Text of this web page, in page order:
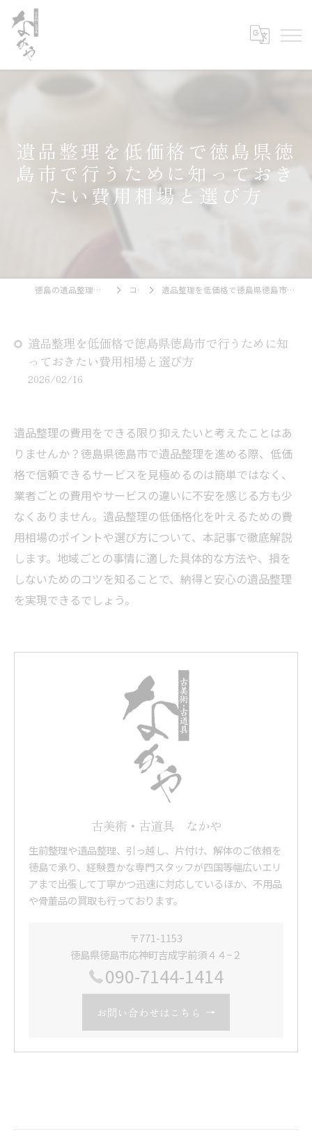
遺品整理を低価格で徳島県徳
島市で行うために知っておき
たい費用相場と選び方
徳島の遺品整理なら古美術・古道具 なかや コラム 遺品整理を低価格で徳島県徳島市で行うために知っておきたい費用相場と選び方
遺品整理を低価格で徳島県徳島市で行うために知
っておきたい費用相場と選び方
2026/02/16
遺品整理の費用をできる限り抑えたいと考えたことはあ
りませんか？徳島県徳島市で遺品整理を進める際、低価
格で信頼できるサービスを見極めるのは簡単ではなく、
業者ごとの費用やサービスの違いに不安を感じる方も少
なくありません。遺品整理の低価格化を叶えるための費
用相場のポイントや選び方について、本記事で徹底解説
します。地域ごとの事情に適した具体的な方法や、損を
しないためのコツを知ることで、納得と安心の遺品整理
を実現できるでしょう。
古美術・古道具 なかや
生前整理や遺品整理、引っ越し、片付け、解体のご依頼を
徳島で承り、経験豊かな専門スタッフが四国等幅広いエリ
アまで出張して丁寧かつ迅速に対応しているほか、不用品
や骨董品の買取も行っております。
〒771-1153
徳島県徳島市応神町吉成字前須４４−２
090-7144-1414
お問い合わせはこちら